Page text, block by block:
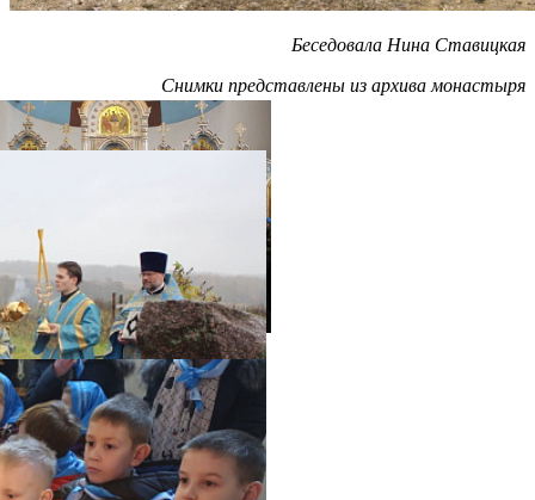
Беседовала Нина Ставицкая
Снимки представлены из архива монастыря
Распечатать